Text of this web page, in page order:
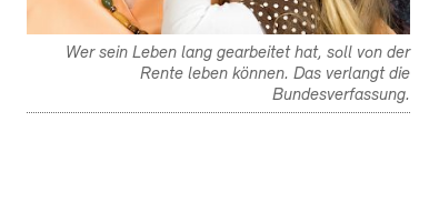
Wer sein Leben lang gearbeitet hat, soll von der
Rente leben können. Das verlangt die
Bundesverfassung.